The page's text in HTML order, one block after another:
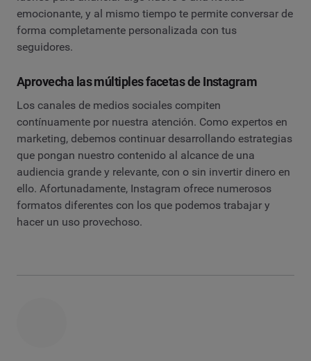
emocionante, y al mismo tiempo te permite conversar de
forma completamente personalizada con tus
seguidores.
Aprovecha las múltiples facetas de Instagram
Los canales de medios sociales compiten
contínuamente por nuestra atención. Como expertos en
marketing, debemos continuar desarrollando estrategias
que pongan nuestro contenido al alcance de una
audiencia grande y relevante, con o sin invertir dinero en
ello. Afortunadamente, Instagram ofrece numerosos
formatos diferentes con los que podemos trabajar y
hacer un uso provechoso.